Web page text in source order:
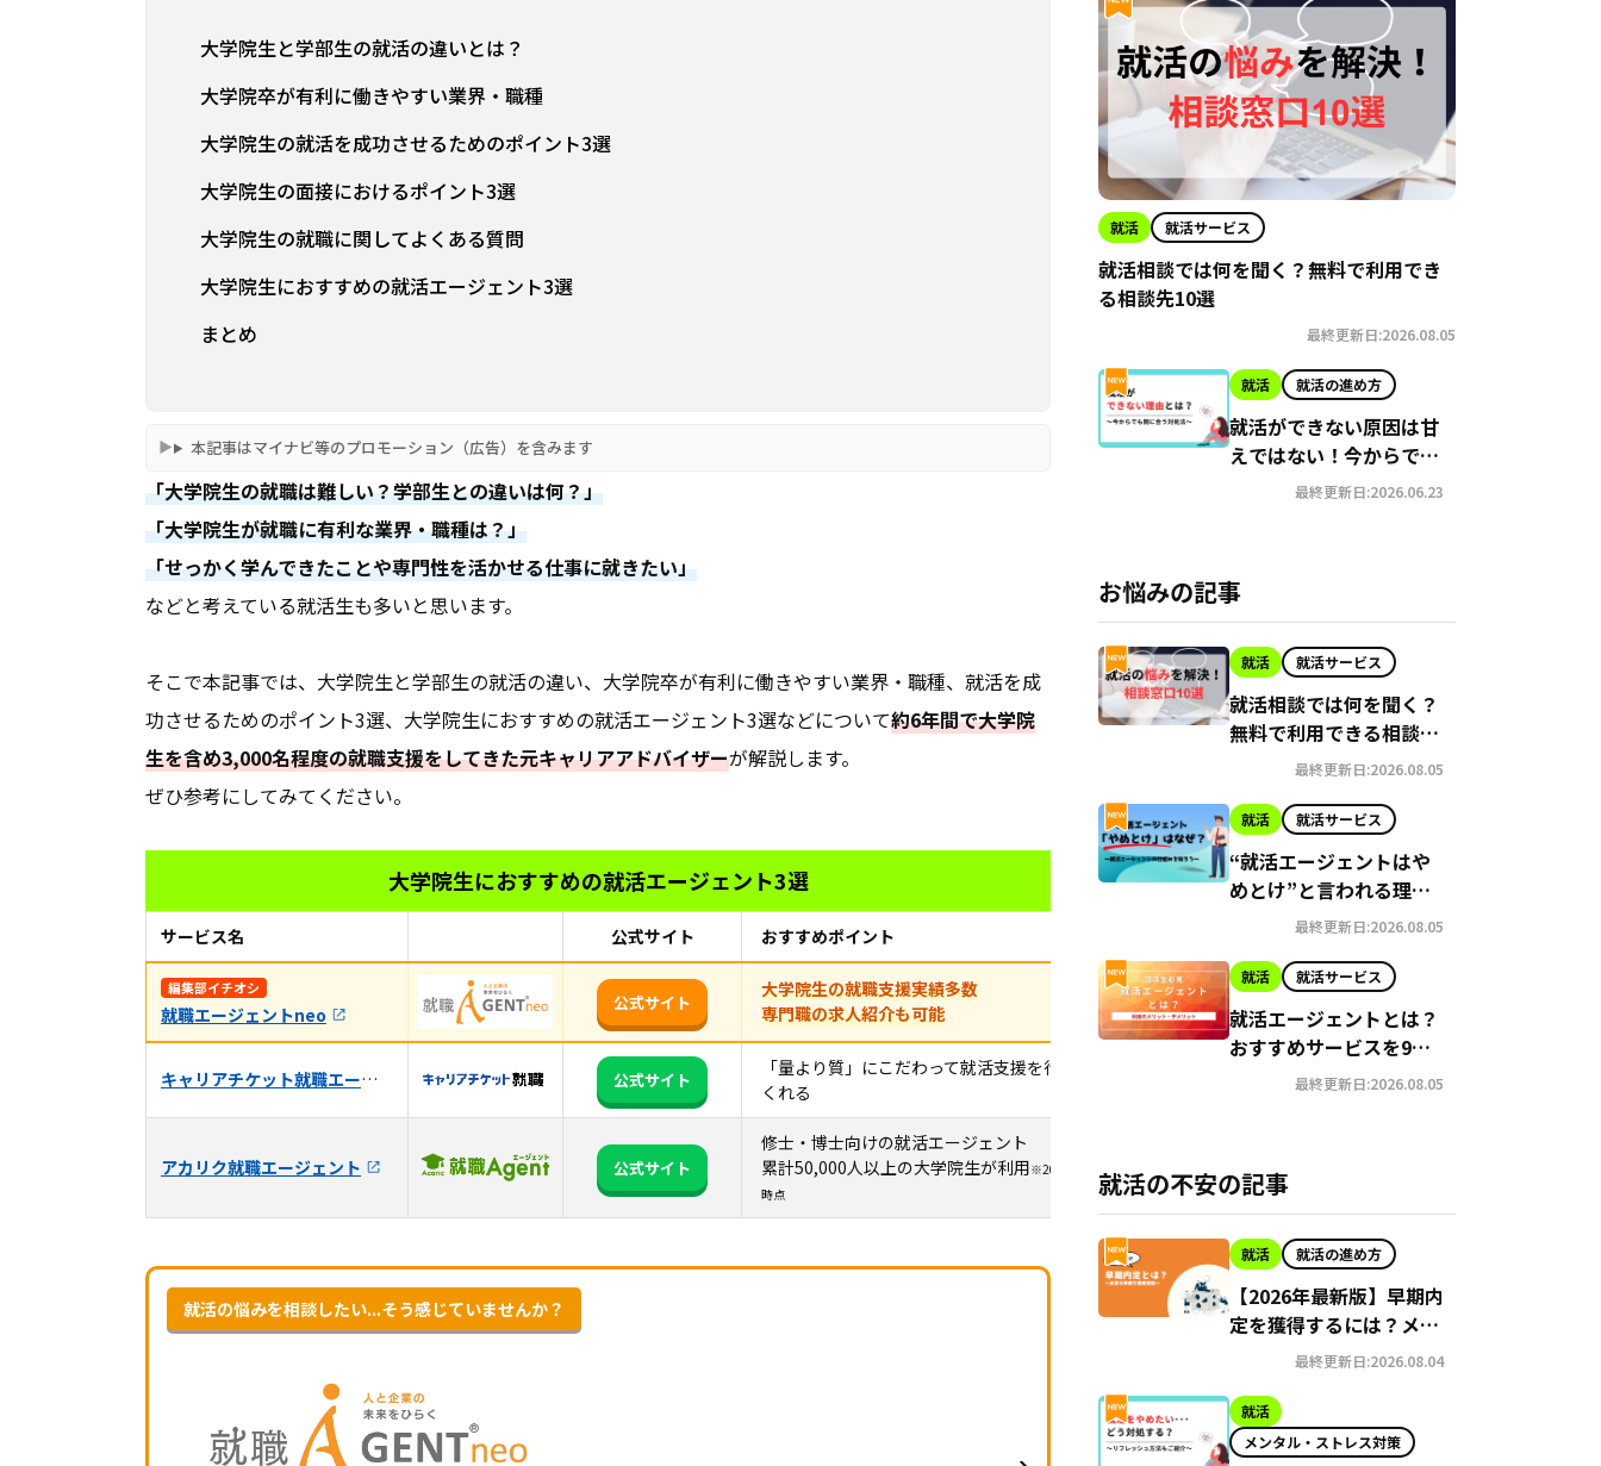
大学院生と学部生の就活の違いとは？
大学院卒が有利に働きやすい業界・職種
大学院生の就活を成功させるためのポイント3選
大学院生の面接におけるポイント3選
大学院生の就職に関してよくある質問
大学院生におすすめの就活エージェント3選
まとめ
本記事はマイナビ等のプロモーション（広告）を含みます
「大学院生の就職は難しい？学部生との違いは何？」
「大学院生が就職に有利な業界・職種は？」
「せっかく学んできたことや専門性を活かせる仕事に就きたい」
などと考えている就活生も多いと思います。
そこで本記事では、大学院生と学部生の就活の違い、大学院卒が有利に働きやすい業界・職種、就活を成
功させるためのポイント3選、大学院生におすすめの就活エージェント3選などについて約6年間で大学院
生を含め3,000名程度の就職支援をしてきた元キャリアアドバイザーが解説します。
ぜひ参考にしてみてください。
大学院生におすすめの就活エージェント3選
サービス名 公式サイト おすすめポイント
編集部イチオシ
就職エージェントneo
公式サイト
大学院生の就職支援実績多数
専門職の求人紹介も可能
キャリアチケット就職エージェント 公式サイト
「量より質」にこだわって就活支援を行って
くれる
アカリク就職エージェント 公式サイト
修士・博士向けの就活エージェント
累計50,000人以上の大学院生が利用※2026年2月
時点
就活の悩みを相談したい...そう感じていませんか？
就活 就活サービス
就活相談では何を聞く？無料で利用でき
る相談先10選
最終更新日:2026.08.05
就活 就活の進め方
就活ができない原因は甘
えではない！今からでも
間に合う就職への対処法
最終更新日:2026.06.23
お悩みの記事
就活 就活サービス
就活相談では何を聞く？
無料で利用できる相談先
最終更新日:2026.08.05
就活 就活サービス
“就活エージェントはや
めとけ”と言われる理
由！活用方法も紹介
最終更新日:2026.08.05
就活 就活サービス
就活エージェントとは？
おすすめサービスを9つ
厳選｜利用のメリット・
最終更新日:2026.08.05
就活の不安の記事
就活 就活の進め方
【2026年最新版】早期内
定を獲得するには？メリ
ット・デメリット、内定
解説
最終更新日:2026.08.04
就活
メンタル・ストレス対策